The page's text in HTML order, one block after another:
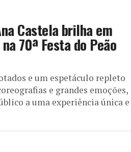
Castela brilha em
70ª Festa do Peão
e um espetáculo repleto
e grandes emoções,
a uma experiência única e